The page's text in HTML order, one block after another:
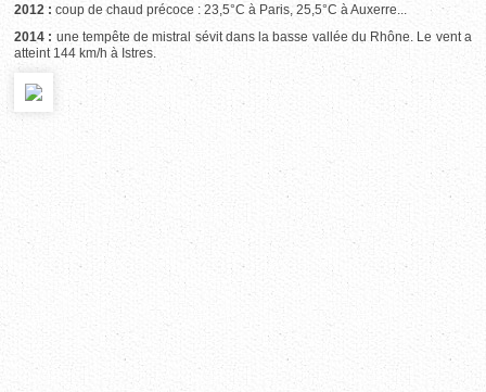
2012 : coup de chaud précoce : 23,5°C à Paris, 25,5°C à Auxerre...
2014 : une tempête de mistral sévit dans la basse vallée du Rhône. Le vent a
atteint 144 km/h à Istres.